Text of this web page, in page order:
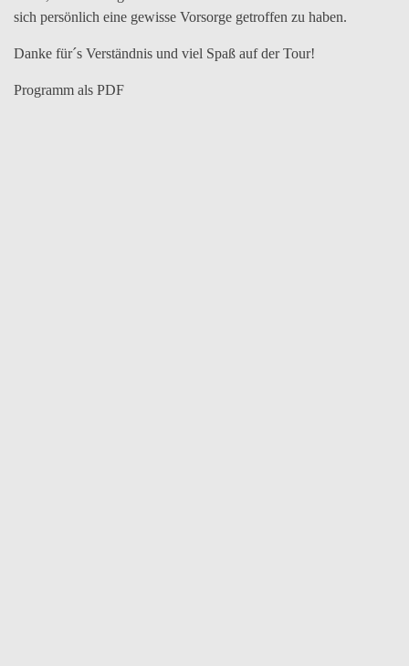
sich persönlich eine gewisse Vorsorge getroffen zu haben.
Danke für´s Verständnis und viel Spaß auf der Tour!
Programm als PDF